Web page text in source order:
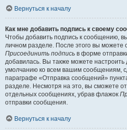
Вернуться к началу
Как мне добавить подпись к своему
Чтобы добавить подпись к сообщению,
личном разделе. После этого вы можете
Присоединить подпись в форме
добавилась. Вы также можете
умолчанию ко всем вашим сообщениям,
параграфе «Отправка сообщений»
разделе. Несмотря на это, вы сможете
отдельных сообщениях, убрав флажок
отправки сообщения.
Вернуться к началу